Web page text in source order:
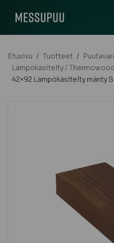
Etusivu / Tuotteet /
Lämpökäsitelty / Thermowood
42×92 Lämpökäsitelty mänty